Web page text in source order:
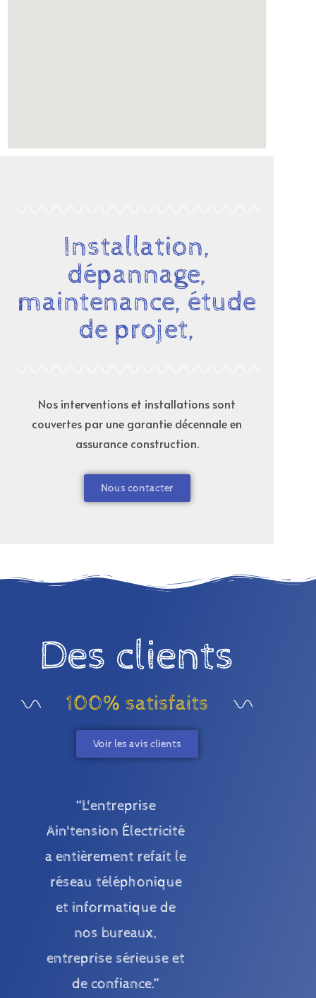
Installation,
dépannage,
maintenance, étude
de projet,
Nos interventions et installations sont
couvertes par une garantie décennale en
assurance construction.
Nous contacter
Des clients
100% satisfaits
Voir les avis clients
“L'entreprise
Ain'tension Électricité
a entièrement refait le
réseau téléphonique
et informatique de
nos bureaux,
entreprise sérieuse et
de confiance.”